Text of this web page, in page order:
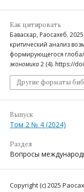
Как цитировать
Баваскар, Раосахеб.
критический анализ
формирующегося
экономика2 (4). https://
Другие форматы
Выпуск
Том 2 № 4 (2024)
Раздел
Вопросы
Copyright (c) 2025